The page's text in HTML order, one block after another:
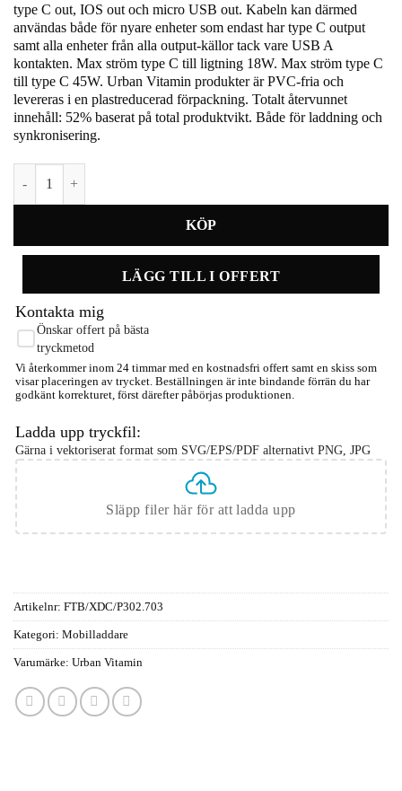
type C out, IOS out och micro USB out. Kabeln kan därmed
användas både för nyare enheter som endast har type C output
samt alla enheter från alla output-källor tack vare USB A
kontakten. Max ström type C till ligtning 18W. Max ström type C
till type C 45W. Urban Vitamin produkter är PVC-fria och
levereras i en plastreducerad förpackning. Totalt återvunnet
innehåll: 52% baserat på total produktvikt. Både för laddning och
synkronisering.
Kontakta mig
Önskar offert på bästa
tryckmetod
Vi återkommer inom 24 timmar med en kostnadsfri offert samt en skiss som
visar placeringen av trycket. Beställningen är inte bindande förrän du har
godkänt korrekturet, först därefter påbörjas produktionen.
Ladda upp tryckfil:
Gärna i vektoriserat format som SVG/EPS/PDF alternativt PNG, JPG
Släpp filer här för att ladda upp
LÄGG TILL I OFFERT
Artikelnr: FTB/XDC/P302.703
Kategori: Mobilladdare
Varumärke: Urban Vitamin